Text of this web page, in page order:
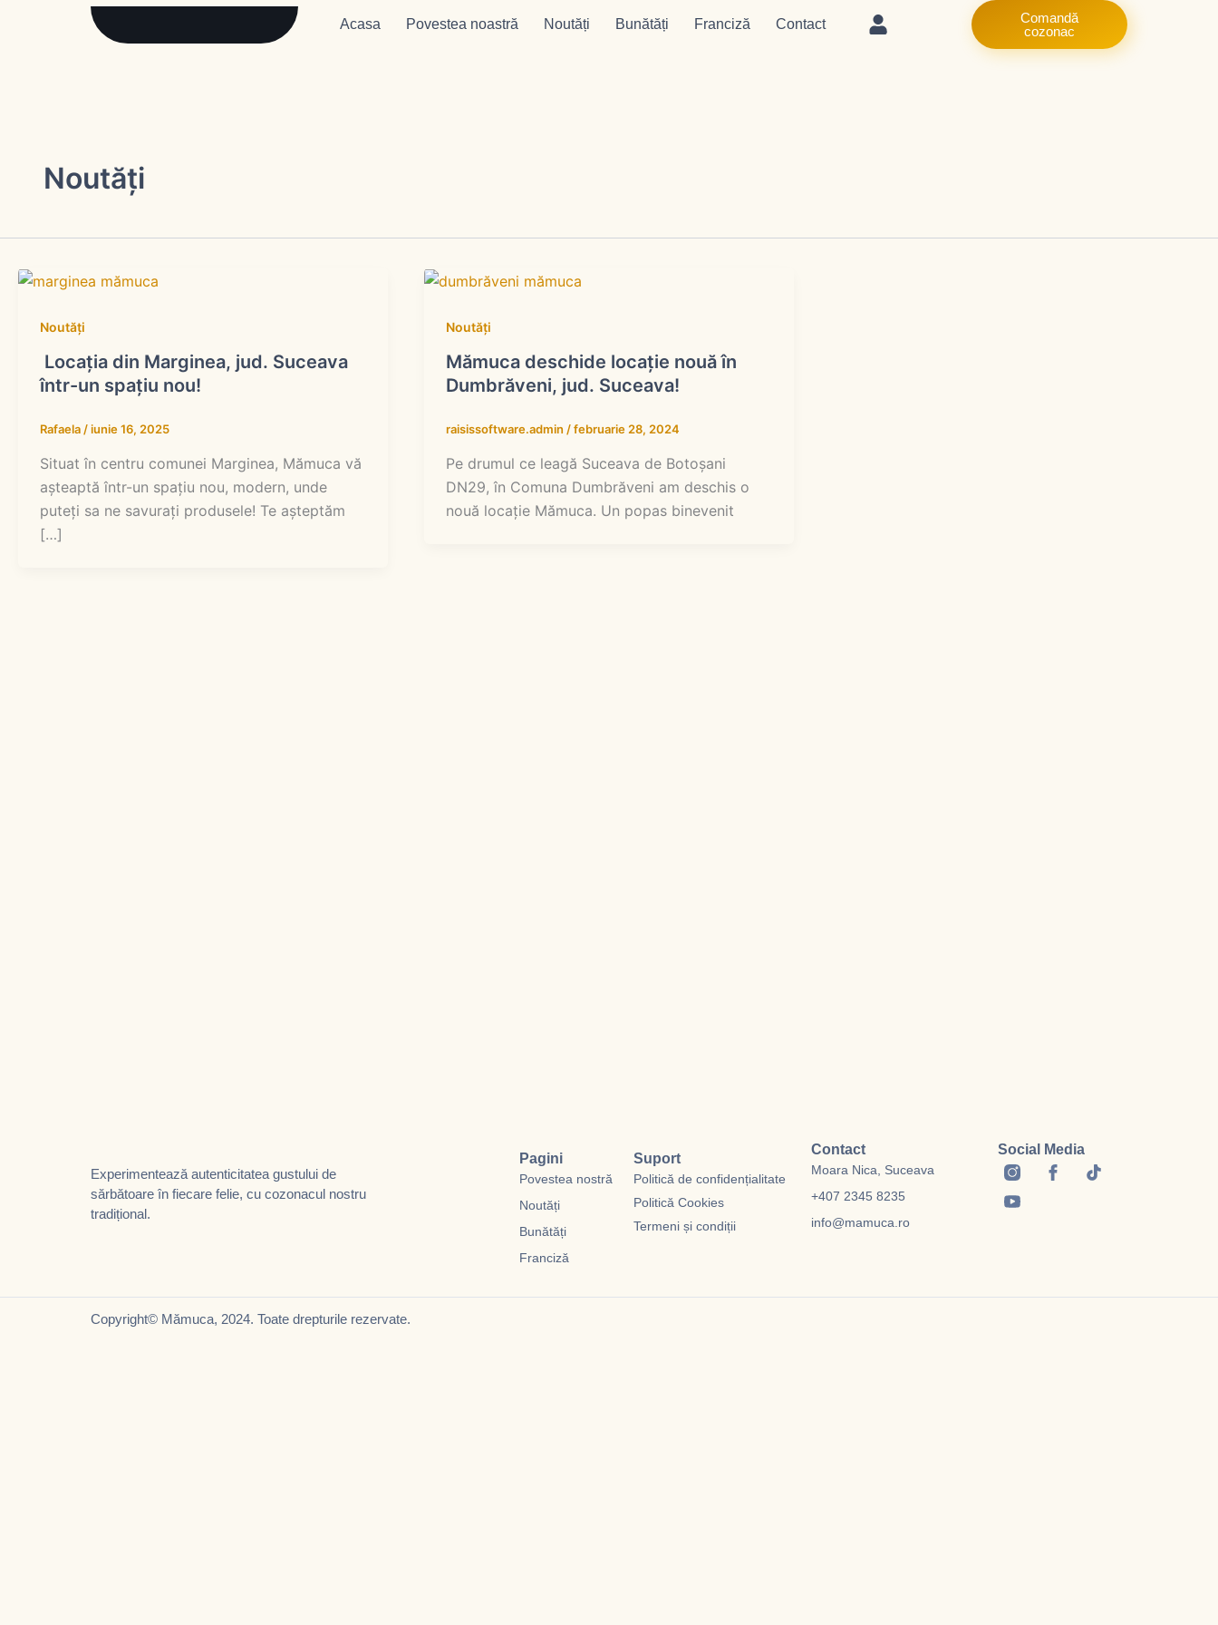
Acasa Povestea noastră Noutăți Bunătăți Franciză Contact
Comandă
cozonac
Noutăți
Noutăți
Locația din Marginea, jud. Suceava
într-un spațiu nou!
Rafaela/iunie 16, 2025
Situat în centru comunei Marginea, Mămuca vă
așteaptă într-un spațiu nou, modern, unde
puteți sa ne savurați produsele! Te așteptăm
[…]
Noutăți
Mămuca deschide locație nouă în
Dumbrăveni, jud. Suceava!
raisissoftware.admin /februarie 28, 2024
Pe drumul ce leagă Suceava de Botoșani
DN29, în Comuna Dumbrăveni am deschis o
nouă locație Mămuca. Un popas binevenit
Experimentează autenticitatea gustului de
sărbătoare în fiecare felie, cu cozonacul nostru
tradițional.
Pagini
Povestea nostră
Noutăți
Bunătăți
Franciză
Suport
Politică de confidențialitate
Politică Cookies
Termeni și condiții
Contact
Moara Nica, Suceava
+407 2345 8235
info@mamuca.ro
Social Media
Copyright© Mămuca, 2024. Toate drepturile rezervate.